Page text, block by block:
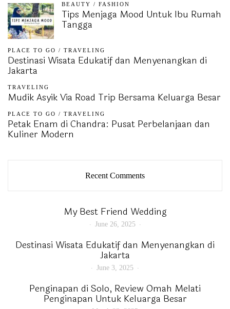
BEAUTY / FASHION
Tips Menjaga Mood Untuk Ibu Rumah
Tangga
PLACE TO GO / TRAVELING
Destinasi Wisata Edukatif dan Menyenangkan di
Jakarta
TRAVELING
Mudik Asyik Via Road Trip Bersama Keluarga Besar
PLACE TO GO / TRAVELING
Petak Enam di Chandra: Pusat Perbelanjaan dan
Kuliner Modern
Recent Comments
My Best Friend Wedding
June 26, 2025
Destinasi Wisata Edukatif dan Menyenangkan di
Jakarta
June 3, 2025
Penginapan di Solo, Review Omah Melati
Penginapan Untuk Keluarga Besar